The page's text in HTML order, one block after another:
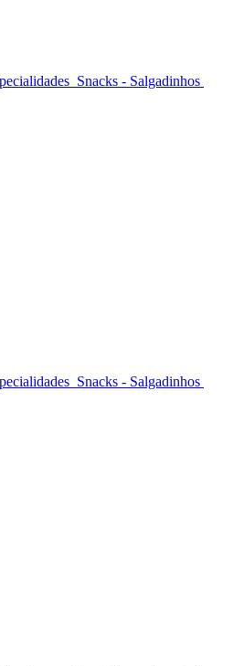
Snacks - Salgadinhos
Snacks - Salgadinhos